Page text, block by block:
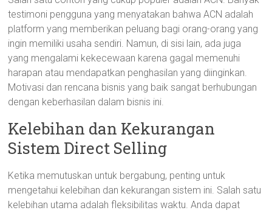
testimoni pengguna yang menyatakan bahwa ACN adalah
platform yang memberikan peluang bagi orang-orang yang
ingin memiliki usaha sendiri. Namun, di sisi lain, ada juga
yang mengalami kekecewaan karena gagal memenuhi
harapan atau mendapatkan penghasilan yang diinginkan.
Motivasi dan rencana bisnis yang baik sangat berhubungan
dengan keberhasilan dalam bisnis ini.
Kelebihan dan Kekurangan
Sistem Direct Selling
Ketika memutuskan untuk bergabung, penting untuk
mengetahui kelebihan dan kekurangan sistem ini. Salah satu
kelebihan utama adalah fleksibilitas waktu. Anda dapat